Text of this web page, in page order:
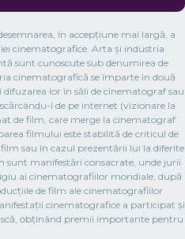
în accepțiune mai largă, a
cinematografice. Arta și industria
sunt cunoscute sub denumirea de
cinematografică se împarte în două
lor în săli de cinematograf sau
l de pe internet (vizionare la
de film, care merge la cinematograf
filmului este stabilită de criticul de
sau în cazul prezentării lui la diferite
sunt manifestări consacrate, unde jurii
ai cinematografiilor mondiale, după
de film ale cinematografiilor
cinematografice a participat și
obținând premii importante pentru